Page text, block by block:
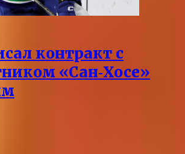
контракт с
«Сан‑Хосе»